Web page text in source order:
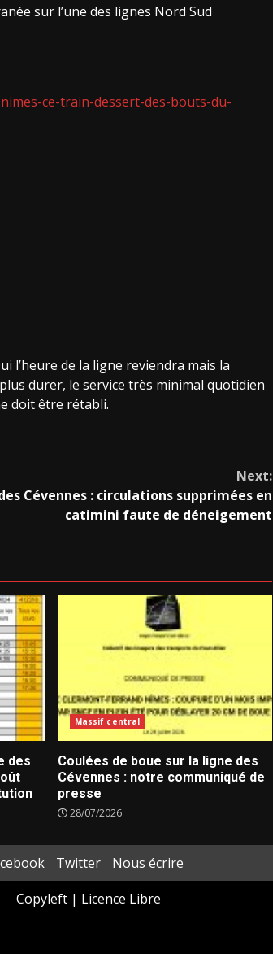
sur l’une des lignes Nord Sud
ce-train-dessert-des-bouts-du-
l’heure de la ligne reviendra mais la
durer, le service très minimal quotidien
doit être rétabli.
Next:
Cévennes : circulations supprimées en
catimini faute de déneigement
des
Massif central
Coulées de boue sur la ligne des
Cévennes : notre communiqué de
presse
28/07/2026
Twitter
Nous écrire
Copyleft | Licence Libre